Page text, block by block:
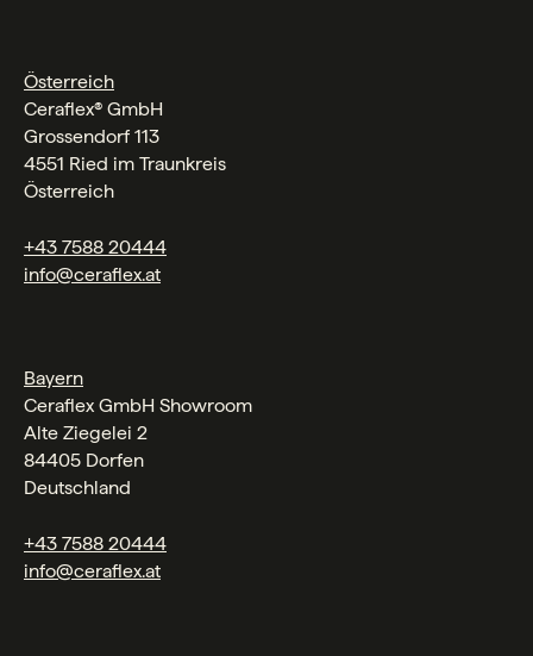
Österreich
Ceraflex® GmbH
Grossendorf 113
4551 Ried im Traunkreis
Österreich
+43 7588 20444
info@ceraflex.at
Bayern
Ceraflex GmbH Showroom
Alte Ziegelei 2
84405 Dorfen
Deutschland
+43 7588 20444
info@ceraflex.at